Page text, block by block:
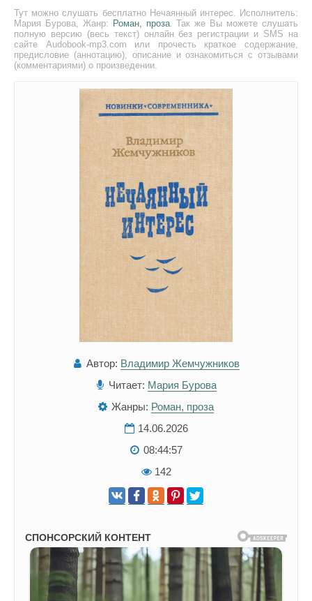
Тут можно слушать бесплатно Нечаянный интерес. Исполнитель:
Мария Бурова, Жанр: Роман, проза. Так же Вы можете слушать
полную версию (весь текст) онлайн без регистрации и SMS на
сайте Audobook-mp3.com или прочесть краткое содержание,
предисловие (аннотацию), описание и ознакомиться с отзывами
(комментариями) о произведении.
Автор: Владимир Жемчужников
Читает: Мария Бурова
Жанры: Роман, проза
14.06.2026
08:44:57
142